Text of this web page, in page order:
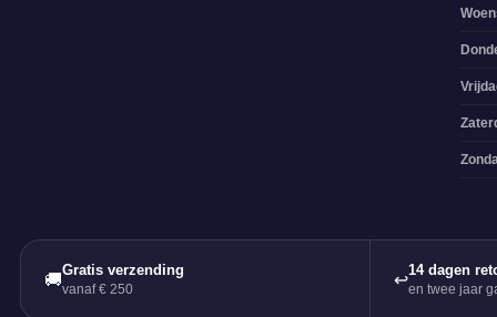
🚚Gratis verzending
vanaf € 250
↩14 dagen
en twee jaar